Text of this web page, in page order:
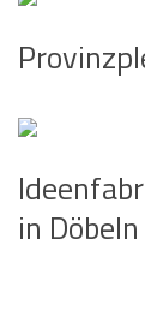
in Döbeln